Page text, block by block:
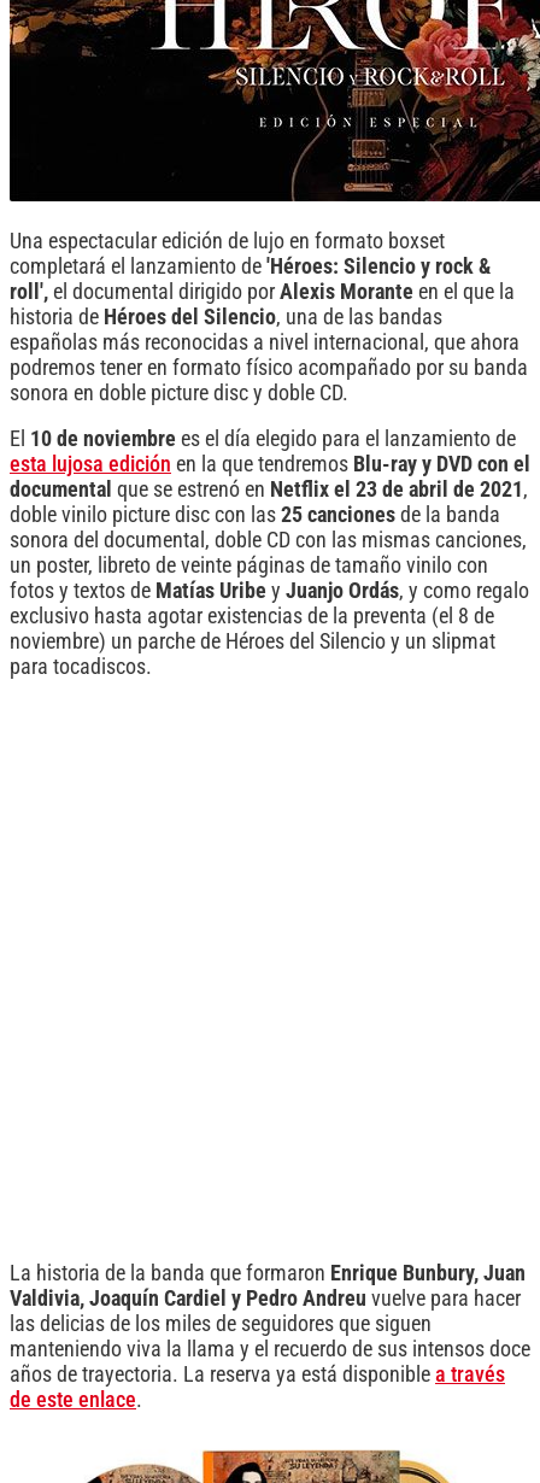
Una espectacular edición de lujo en formato boxset
completará el lanzamiento de 'Héroes: Silencio y rock &
roll', el documental dirigido por Alexis Morante en el que la
historia de Héroes del Silencio, una de las bandas
españolas más reconocidas a nivel internacional, que ahora
podremos tener en formato físico acompañado por su banda
sonora en doble picture disc y doble CD.
El 10 de noviembre es el día elegido para el lanzamiento de
esta lujosa edición en la que tendremos Blu-ray y DVD con el
documental que se estrenó en Netflix el 23 de abril de 2021 ,
doble vinilo picture disc con las 25 canciones de la banda
sonora del documental, doble CD con las mismas canciones,
un poster, libreto de veinte páginas de tamaño vinilo con
fotos y textos de Matías Uribe y Juanjo Ordás, y como regalo
exclusivo hasta agotar existencias de la preventa (el 8 de
noviembre) un parche de Héroes del Silencio y un slipmat
para tocadiscos.
La historia de la banda que formaron Enrique Bunbury, Juan
Valdivia, Joaquín Cardiel y Pedro Andreu vuelve para hacer
las delicias de los miles de seguidores que siguen
manteniendo viva la llama y el recuerdo de sus intensos doce
años de trayectoria. La reserva ya está disponible a través
de este enlace.